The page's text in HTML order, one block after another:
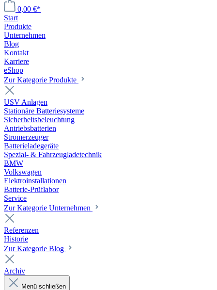
0,00 €*
Start
Produkte
Unternehmen
Blog
Kontakt
Karriere
eShop
Zur Kategorie Produkte
USV Anlagen
Stationäre Batteriesysteme
Sicherheitsbeleuchtung
Antriebsbatterien
Stromerzeuger
Batterieladegeräte
Spezial- & Fahrzeugladetechnik
BMW
Volkswagen
Elektroinstallationen
Batterie-Prüflabor
Service
Zur Kategorie Unternehmen
Referenzen
Historie
Zur Kategorie Blog
Archiv
Menü schließen